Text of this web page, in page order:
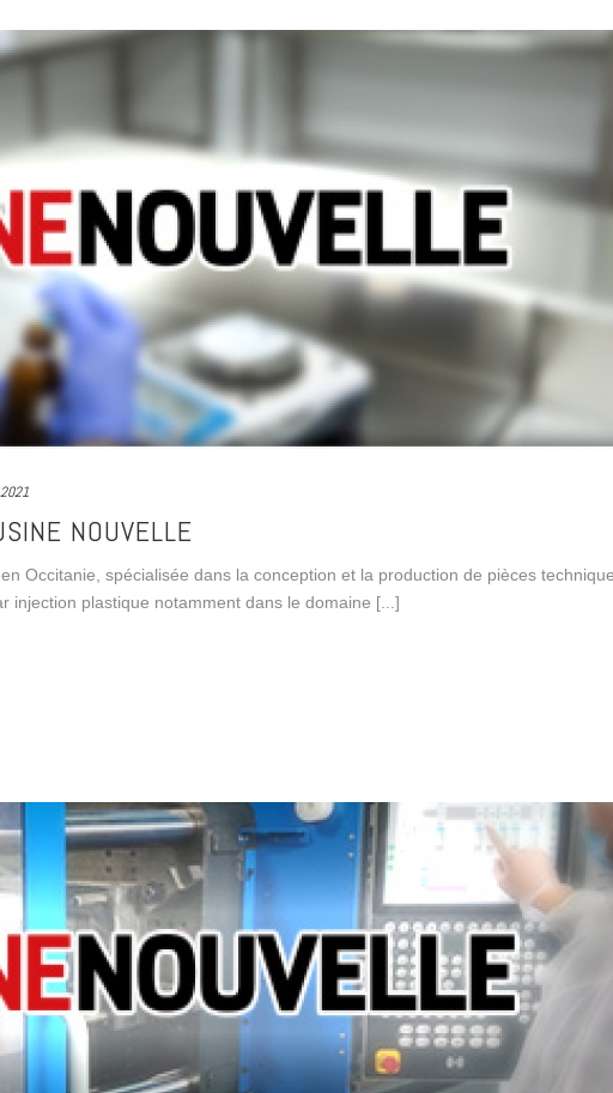
NOUVELLE
Occitanie, spécialisée dans la conception et la production de pièces
injection plastique notamment dans le domaine [...]